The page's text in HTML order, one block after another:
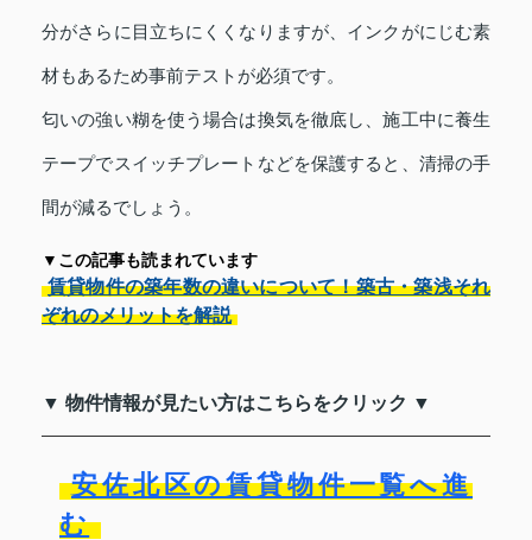
分がさらに目立ちにくくなりますが、インクがにじむ素
材もあるため事前テストが必須です。
匂いの強い糊を使う場合は換気を徹底し、施工中に養生
テープでスイッチプレートなどを保護すると、清掃の手
間が減るでしょう。
▼この記事も読まれています
賃貸物件の築年数の違いについて！築古・築浅それ
ぞれのメリットを解説
▼ 物件情報が見たい方はこちらをクリック ▼
安佐北区の賃貸物件一覧へ進
む